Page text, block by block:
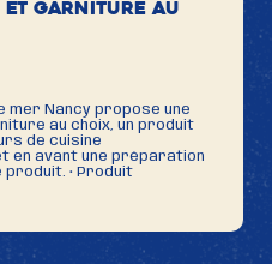
et garniture au
Nancy propose une
au choix, un produit
de cuisine
en avant une préparation
• Produit